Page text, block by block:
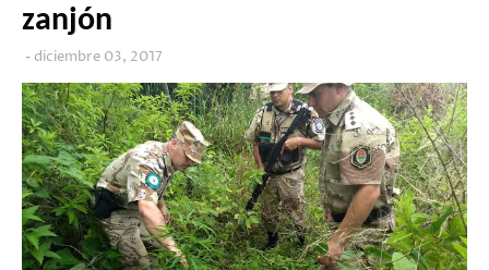
zanjón
diciembre 03, 2017